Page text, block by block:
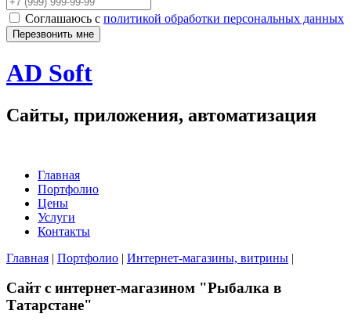
Соглашаюсь с политикой обработки персональных данных
AD Soft
Сайты, приложения, автоматизация
Главная
Портфолио
Цены
Услуги
Контакты
Главная | Портфолио | Интернет-магазины, витрины |
Сайт с интернет-магазином "Рыбалка в
Татарстане"